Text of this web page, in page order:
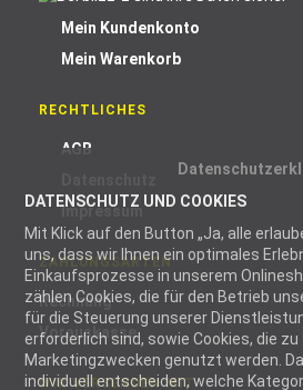
DATENSCHUTZ UND COOKIES
Mit Klick auf den Button „Ja, alle
uns, dass wir Ihnen ein optimales
Einkaufsprozesse in unserem
zählen Cookies, die für den Betrieb
für die Steuerung unserer
erforderlich sind, sowie Cookies, die
Marketingzwecken genutzt werden.
individuell entscheiden, welche
Mein Kundenkonto
Mein Warenkorb
RECHTLICHES
AGB
Impressum
ZAHLUNGSARTEN
Rechnung
Vorauskasse
WIR VERSENDEN MIT